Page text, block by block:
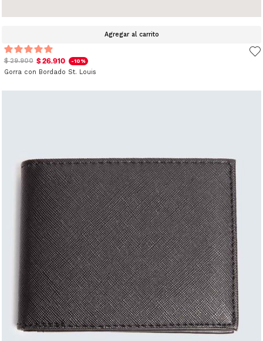
Agregar al carrito
$ 29.900 $ 26.910 -10%
Gorra con Bordado St. Louis